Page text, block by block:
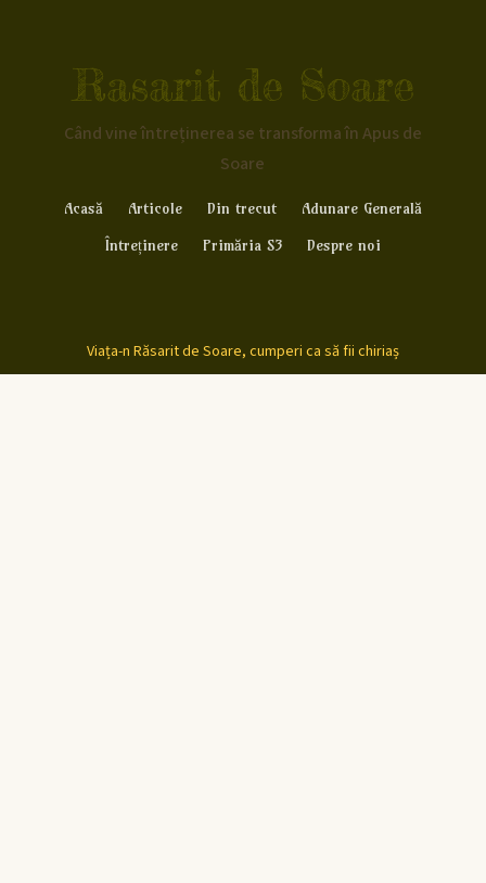
Rasarit de Soare
Când vine întreținerea se transforma în Apus de
Soare
Acasă Articole Din trecut
Adunare Generală
Întreținere
Primăria S3 Despre noi
Viața-n Răsarit de Soare, cumperi ca să fii chiriaș